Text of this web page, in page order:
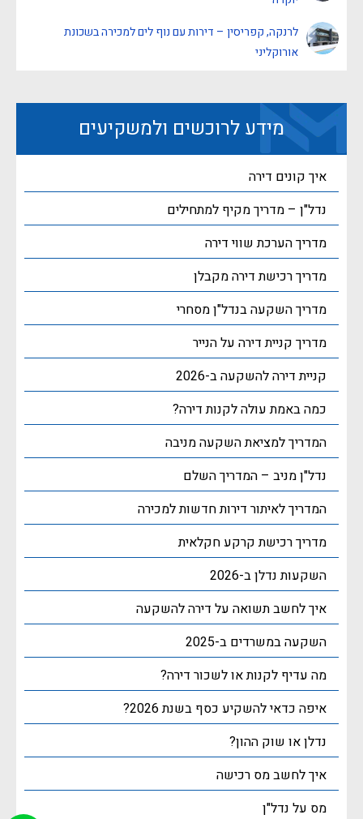
לרנקה, קפריסין – דירות עם נוף לים למכירה בשכונת
אורוקליני
מידע לרוכשים ולמשקיעים
איך קונים דירה
נדל"ן – מדריך מקיף למתחילים
מדריך הערכת שווי דירה
מדריך רכישת דירה מקבלן
מדריך השקעה בנדל"ן מסחרי
מדריך קניית דירה על הנייר
קניית דירה להשקעה ב-2026
כמה באמת עולה לקנות דירה?
המדריך למציאת השקעה מניבה
נדל"ן מניב – המדריך השלם
המדריך לאיתור דירות חדשות למכירה
מדריך רכישת קרקע חקלאית
השקעות נדלן ב-2026
איך לחשב תשואה על דירה להשקעה
השקעה במשרדים ב-2025
מה עדיף לקנות או לשכור דירה?
איפה כדאי להשקיע כסף בשנת 2026?
נדלן או שוק ההון?
איך לחשב מס רכישה
מס על נדל"ן